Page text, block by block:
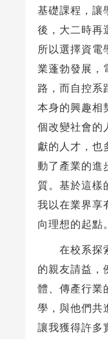
基礎課程，讓
後，大二時再
所以選擇資電
業蓬勃發展，
路，而自控系
本身的興趣相
個改變社會的
獻的人才，也
動了產業的進
質。基於這樣
我以在業界享
向理想的起點。
在校系探索
的親友請益，
體、傳產行業
學，與他們共
讓我獲得許多